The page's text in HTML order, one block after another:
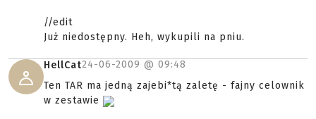
//edit
Już niedostępny. Heh, wykupili na pniu.
HellCat24-06-2009 @ 09:48
Ten TAR ma jedną zajebi*tą zaletę - fajny celownik
w zestawie